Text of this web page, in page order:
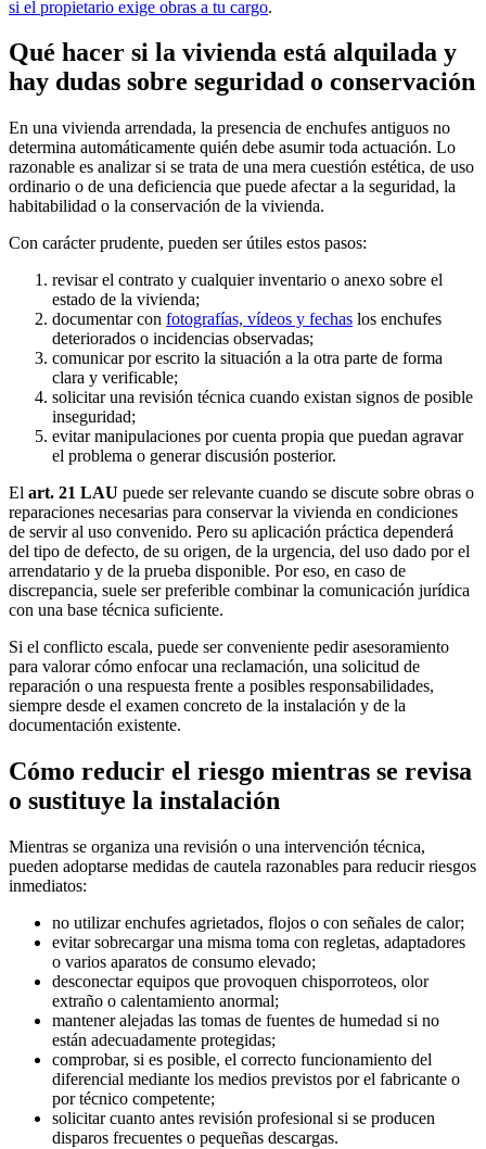
si el propietario exige obras a tu cargo.
Qué hacer si la vivienda está alquilada y
hay dudas sobre seguridad o conservación
En una vivienda arrendada, la presencia de enchufes antiguos no
determina automáticamente quién debe asumir toda actuación. Lo
razonable es analizar si se trata de una mera cuestión estética, de uso
ordinario o de una deficiencia que puede afectar a la seguridad, la
habitabilidad o la conservación de la vivienda.
Con carácter prudente, pueden ser útiles estos pasos:
revisar el contrato y cualquier inventario o anexo sobre el
estado de la vivienda;
documentar con fotografías, vídeos y fechas los enchufes
deteriorados o incidencias observadas;
comunicar por escrito la situación a la otra parte de forma
clara y verificable;
solicitar una revisión técnica cuando existan signos de posible
inseguridad;
evitar manipulaciones por cuenta propia que puedan agravar
el problema o generar discusión posterior.
El art. 21 LAU puede ser relevante cuando se discute sobre obras o
reparaciones necesarias para conservar la vivienda en condiciones
de servir al uso convenido. Pero su aplicación práctica dependerá
del tipo de defecto, de su origen, de la urgencia, del uso dado por el
arrendatario y de la prueba disponible. Por eso, en caso de
discrepancia, suele ser preferible combinar la comunicación jurídica
con una base técnica suficiente.
Si el conflicto escala, puede ser conveniente pedir asesoramiento
para valorar cómo enfocar una reclamación, una solicitud de
reparación o una respuesta frente a posibles responsabilidades,
siempre desde el examen concreto de la instalación y de la
documentación existente.
Cómo reducir el riesgo mientras se revisa
o sustituye la instalación
Mientras se organiza una revisión o una intervención técnica,
pueden adoptarse medidas de cautela razonables para reducir riesgos
inmediatos:
no utilizar enchufes agrietados, flojos o con señales de calor;
evitar sobrecargar una misma toma con regletas, adaptadores
o varios aparatos de consumo elevado;
desconectar equipos que provoquen chisporroteos, olor
extraño o calentamiento anormal;
mantener alejadas las tomas de fuentes de humedad si no
están adecuadamente protegidas;
comprobar, si es posible, el correcto funcionamiento del
diferencial mediante los medios previstos por el fabricante o
por técnico competente;
solicitar cuanto antes revisión profesional si se producen
disparos frecuentes o pequeñas descargas.